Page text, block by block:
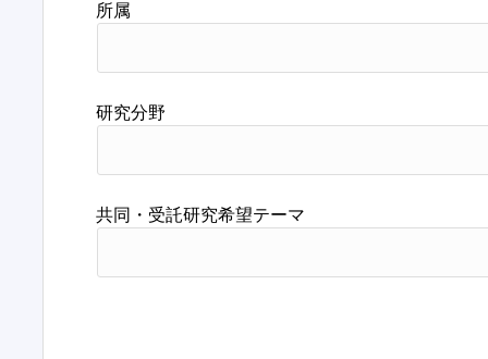
所属
研究分野
共同・受託研究希望テーマ